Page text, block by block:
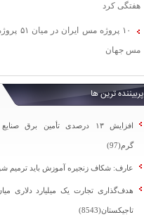
هفتگی کرد
۱۰ پروژه مس
مس جهان
پربیننده ترین ها
افزایش ۱۳ درصدی تأمین برق
گرم(97)
عارف: شکاف زنجیره آموزش باید ترمیم
هدف‌گذاری تجارت یک میلیارد دلاری
تاجیکستان(8543)